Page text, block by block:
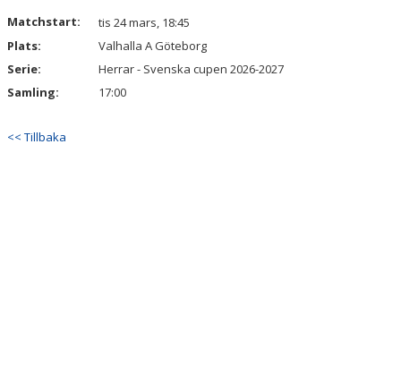
Matchstart:
tis 24 mars, 18:45
Plats:
Valhalla A Göteborg
Serie:
Herrar - Svenska cupen 2026-2027
Samling:
17:00
<< Tillbaka